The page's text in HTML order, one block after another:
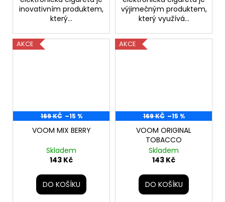
inovativním produktem,
který...
výjimečným produktem,
který využívá...
AKCE
169 KČ –15 %
VOOM MIX BERRY
Skladem
143 Kč
DO KOŠÍKU
AKCE
169 KČ –15 %
VOOM ORIGINAL
TOBACCO
Skladem
143 Kč
DO KOŠÍKU